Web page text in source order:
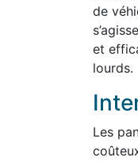
de
et
lourds.
Les